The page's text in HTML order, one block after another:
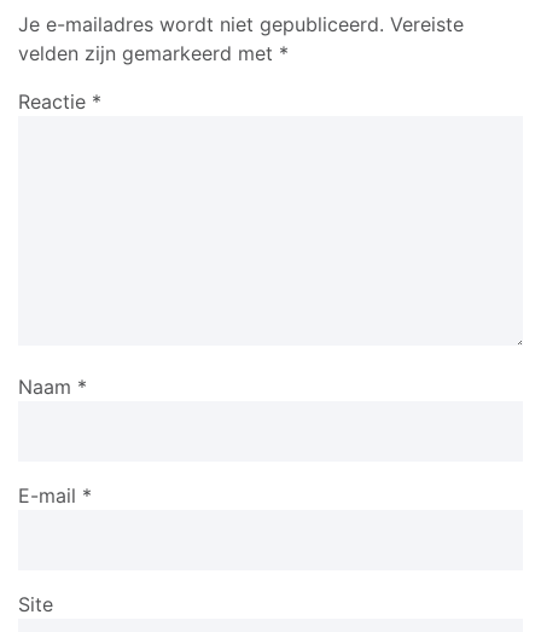
Je e-mailadres wordt niet gepubliceerd. Vereiste
velden zijn gemarkeerd met *
Reactie *
Naam *
E-mail *
Site